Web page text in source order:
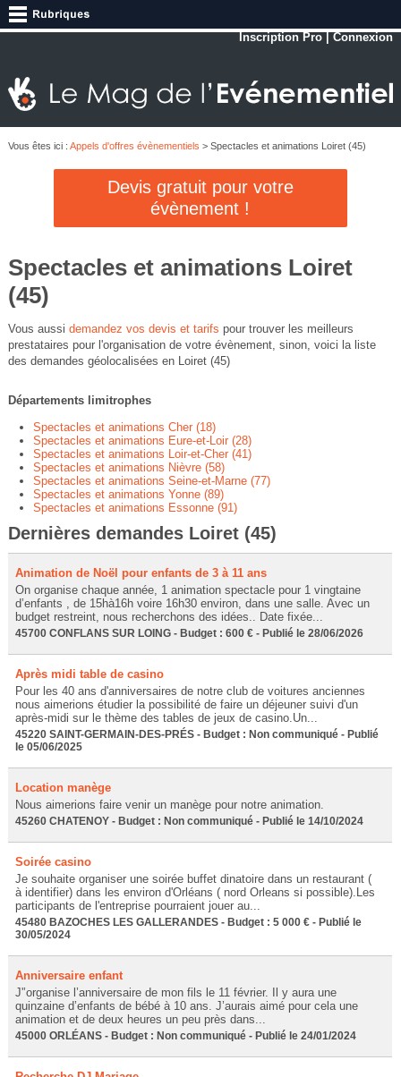
Inscription Pro |Connexion
Vous êtes ici : Appels d'offres évènementiels > Spectacles et animations Loiret (45)
Devis gratuit pour votre
évènement !
Spectacles et animations Loiret
(45)
Vous aussi demandez vos devis et tarifs pour trouver les meilleurs
prestataires pour l'organisation de votre évènement, sinon, voici la liste
des demandes géolocalisées en Loiret (45)
Départements limitrophes
Spectacles et animations Cher (18)
Spectacles et animations Eure-et-Loir (28)
Spectacles et animations Loir-et-Cher (41)
Spectacles et animations Nièvre (58)
Spectacles et animations Seine-et-Marne (77)
Spectacles et animations Yonne (89)
Spectacles et animations Essonne (91)
Dernières demandes Loiret (45)
Animation de Noël pour enfants de 3 à 11 ans
On organise chaque année, 1 animation spectacle pour 1 vingtaine
d’enfants , de 15hà16h voire 16h30 environ, dans une salle. Avec un
budget restreint, nous recherchons des idées.. Date fixée...
45700 CONFLANS SUR LOING - Budget : 600 € - Publié le 28/06/2026
Après midi table de casino
Pour les 40 ans d'anniversaires de notre club de voitures anciennes
nous aimerions étudier la possibilité de faire un déjeuner suivi d'un
après-midi sur le thème des tables de jeux de casino.Un...
45220 SAINT-GERMAIN-DES-PRÉS - Budget : Non communiqué - Publié
le 05/06/2025
Location manège
Nous aimerions faire venir un manège pour notre animation.
45260 CHATENOY - Budget : Non communiqué - Publié le 14/10/2024
Soirée casino
Je souhaite organiser une soirée buffet dinatoire dans un restaurant (
à identifier) dans les environ d'Orléans ( nord Orleans si possible).Les
participants de l'entreprise pourraient jouer au...
45480 BAZOCHES LES GALLERANDES - Budget : 5 000 € - Publié le
30/05/2024
Anniversaire enfant
J'’organise l’anniversaire de mon fils le 11 février. Il y aura une
quinzaine d’enfants de bébé à 10 ans. J’aurais aimé pour cela une
animation et de deux heures un peu près dans...
45000 ORLÉANS - Budget : Non communiqué - Publié le 24/01/2024